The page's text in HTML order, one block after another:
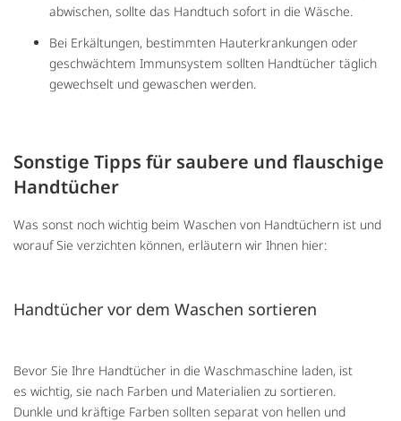
abwischen, sollte das Handtuch sofort in die Wäsche.
Bei Erkältungen, bestimmten Hauterkrankungen oder
geschwächtem Immunsystem sollten Handtücher täglich
gewechselt und gewaschen werden.
Sonstige Tipps für saubere und flauschige
Handtücher
Was sonst noch wichtig beim Waschen von Handtüchern ist und
worauf Sie verzichten können, erläutern wir Ihnen hier:
Handtücher vor dem Waschen sortieren
Bevor Sie Ihre Handtücher in die Waschmaschine laden, ist
es wichtig, sie nach Farben und Materialien zu sortieren.
Dunkle und kräftige Farben sollten separat von hellen und